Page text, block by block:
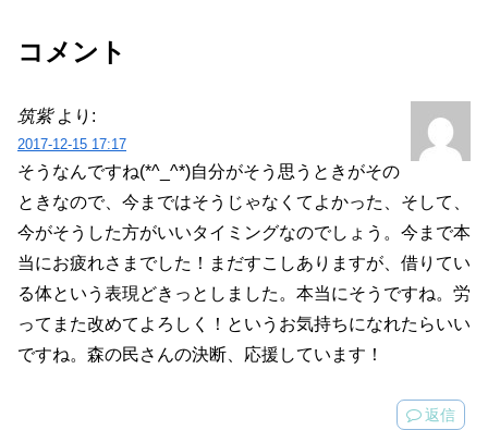
コメント
筑紫 より:
2017-12-15 17:17
そうなんですね(*^_^*)自分がそう思うときがその
ときなので、今まではそうじゃなくてよかった、そして、
今がそうした方がいいタイミングなのでしょう。今まで本
当にお疲れさまでした！まだすこしありますが、借りてい
る体という表現どきっとしました。本当にそうですね。労
ってまた改めてよろしく！というお気持ちになれたらいい
ですね。森の民さんの決断、応援しています！
返信